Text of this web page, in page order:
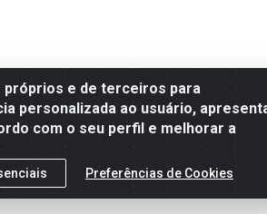
e de terceiros para
personalizada ao usuário,
com o seu perfil e melhorar a
Preferências de Cookies